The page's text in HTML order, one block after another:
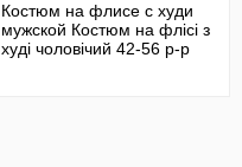
Костюм на флисе с худи
мужской Костюм на флісі з
худі чоловічий 42-56 р-р